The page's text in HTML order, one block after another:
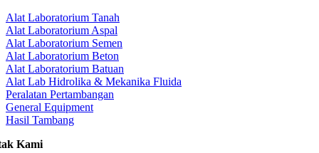
Alat Laboratorium Tanah
Alat Laboratorium Aspal
Alat Laboratorium Semen
Alat Laboratorium Beton
Alat Laboratorium Batuan
Alat Lab Hidrolika & Mekanika Fluida
Peralatan Pertambangan
General Equipment
Hasil Tambang
Kami